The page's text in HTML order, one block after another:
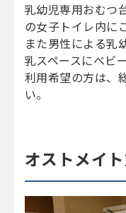
乳幼児専用おむつ
の女子トイレ内に
また男性による乳
乳スペースにベビ
利用希望の方は、
い。
オストメイ